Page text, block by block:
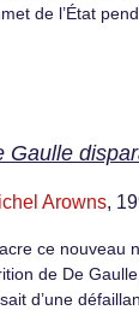
de l’État
Gaulle
Arowns,
ce nouveau
de De
d’une